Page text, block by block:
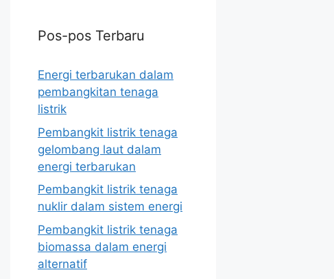
Pos-pos Terbaru
Energi terbarukan dalam
pembangkitan tenaga
listrik
Pembangkit listrik tenaga
gelombang laut dalam
energi terbarukan
Pembangkit listrik tenaga
nuklir dalam sistem energi
Pembangkit listrik tenaga
biomassa dalam energi
alternatif